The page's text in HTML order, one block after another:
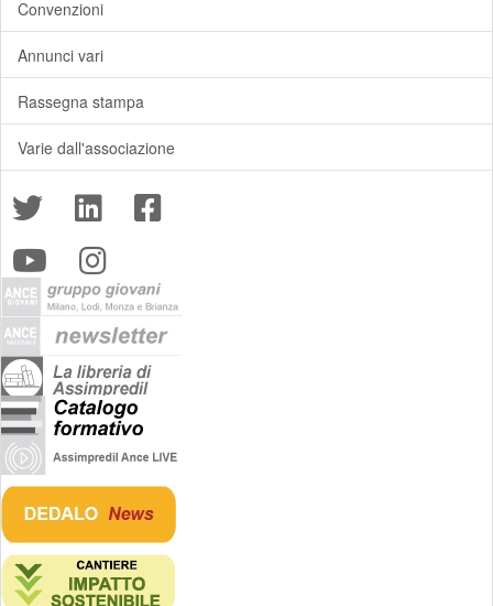
Convenzioni
Annunci vari
Rassegna stampa
Varie dall'associazione